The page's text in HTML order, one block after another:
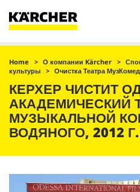
Корзина
Home О компании Kärcher
культуры
Очистка Театра
КЕРХЕР ЧИСТИТ
АКАДЕМИЧЕСКИЙ
МУЗЫКАЛЬНОЙ
ВОДЯНОГО, 2012 Г.